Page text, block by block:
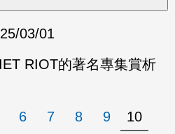
03/01
RIOT的著名專集賞析
6 7 8 9
10